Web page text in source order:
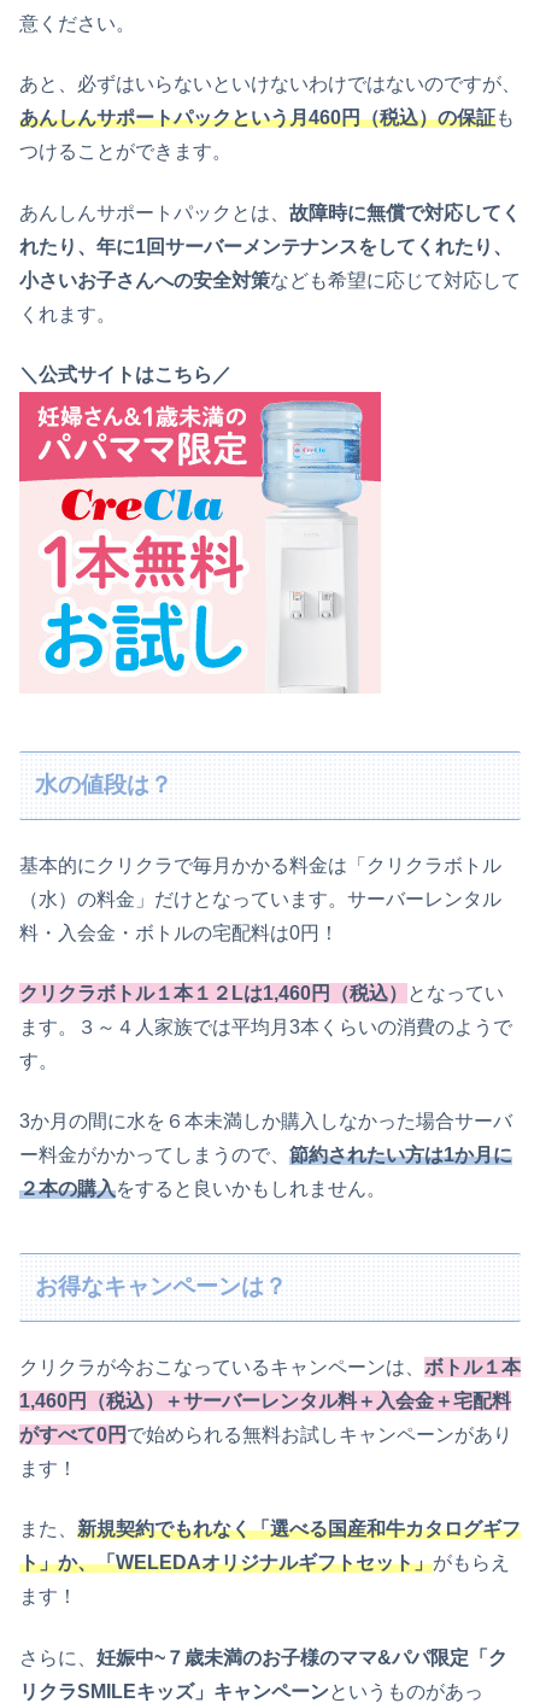
意ください。
あと、必ずはいらないといけないわけではないのですが、
あんしんサポートパックという月460円（税込）の保証も
つけることができます。
あんしんサポートパックとは、 故障時に無償で対応してく
れたり、年に1回サーバーメンテナンスをしてくれたり、
小さいお子さんへの安全対策なども希望に応じて対応して
くれます。
＼公式サイトはこちら／
水の値段は？
基本的にクリクラで毎月かかる料金は「クリクラボトル
（水）の料金」だけとなっています。サーバーレンタル
料・入会金・ボトルの宅配料は0円！
クリクラボトル１本１２Lは1,460円（税込）
となってい
ます。３～４人家族では平均月3本くらいの消費のようで
す。
3か月の間に水を６本未満しか購入しなかった場合サーバ
ー料金がかかってしまうので、 節約されたい方は1か月に
２本の購入をすると良いかもしれません。
お得なキャンペーンは？
クリクラが今おこなっているキャンペーンは、 ボトル１本
1,460円（税込）＋サーバーレンタル料＋入会金＋宅配料
がすべて0円 で始められる無料お試しキャンペーンがあり
ます！
また、 新規契約でもれなく「選べる国産和牛カタログギフ
ト」か、「WELEDAオリジナルギフトセット」がもらえ
ます！
さらに、 妊娠中~７歳未満のお子様のママ&パパ限定「ク
リクラSMILEキッズ」キャンペーンというものがあっ